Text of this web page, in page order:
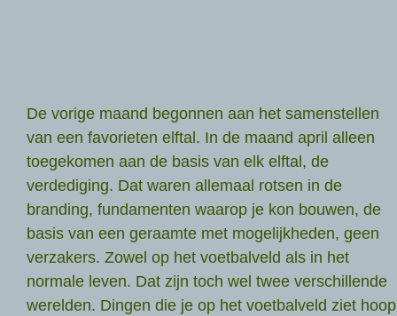
De vorige maand begonnen aan het samenstellen
van een favorieten elftal. In de maand april alleen
toegekomen aan de basis van elk elftal, de
verdediging. Dat waren allemaal rotsen in de
branding, fundamenten waarop je kon bouwen, de
basis van een geraamte met mogelijkheden, geen
verzakers. Zowel op het voetbalveld als in het
normale leven. Dat zijn toch wel twee verschillende
werelden. Dingen die je op het voetbalveld ziet hoop